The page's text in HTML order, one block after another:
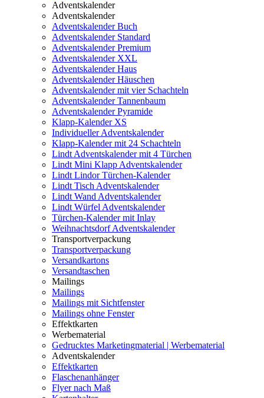
Adventskalender
Adventskalender
Adventskalender Buch
Adventskalender Standard
Adventskalender Premium
Adventskalender XXL
Adventskalender Haus
Adventskalender Häuschen
Adventskalender mit vier Schachteln
Adventskalender Tannenbaum
Adventskalender Pyramide
Klapp-Kalender XS
Individueller Adventskalender
Klapp-Kalender mit 24 Schachteln
Lindt Adventskalender mit 4 Türchen
Lindt Mini Klapp Adventskalender
Lindt Lindor Türchen-Kalender
Lindt Tisch Adventskalender
Lindt Wand Adventskalender
Lindt Würfel Adventskalender
Türchen-Kalender mit Inlay
Weihnachtsdorf Adventskalender
Transportverpackung
Transportverpackung
Versandkartons
Versandtaschen
Mailings
Mailings
Mailings mit Sichtfenster
Mailings ohne Fenster
Effektkarten
Werbematerial
Gedrucktes Marketingmaterial | Werbematerial
Adventskalender
Effektkarten
Flaschenanhänger
Flyer nach Maß